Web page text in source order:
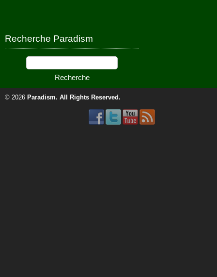
Recherche Paradism
© 2026 Paradism. All Rights Reserved.